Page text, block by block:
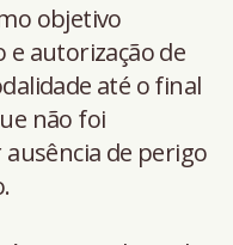
objetivo
e autorização de
até o final
não foi
de perigo